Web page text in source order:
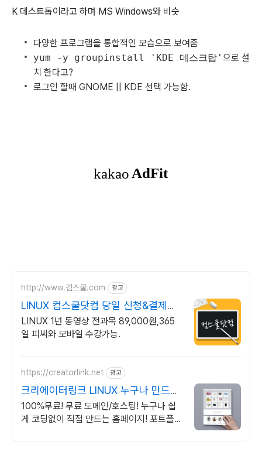
K 데스트톱이라고 하며 MS Windows와 비슷
다양한 프로그램을 통합적인 모습으로 보여줌
yum -y groupinstall 'KDE 데스크탑' 으로 설
치 한다고?
로그인 할때 GNOME || KDE 선택 가능함.
http://www.컴스쿨.com 광고
LINUX 컴스쿨닷컴 당일 신청&결제시
기프티콘!
LINUX 1년 동영상 전과목 89,000원,365
일 피씨와 모바일 수강가능.
https://creatorlink.net 광고
크리에이터링크 LINUX 누구나 만드는
홈페이지
100%무료! 무료 도메인/호스팅! 누구나 쉽
게 코딩없이 직접 만드는 홈페이지! 포트폴리